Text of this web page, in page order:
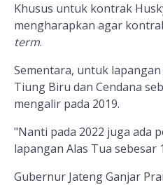
Khusus untuk kontrak
mengharapkan agar
term.
Sementara, untuk
Tiung Biru dan Cendana
mengalir pada 2019.
"Nanti pada 2022 juga ada
lapangan Alas Tua sebesar
Gubernur Jateng Ganjar